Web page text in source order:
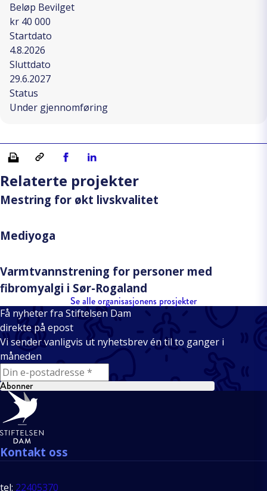
Beløp Bevilget
kr 40 000
Startdato
4.8.2026
Sluttdato
29.6.2027
Status
Under gjennomføring
Skriv ut Kopiera länkDel på Facebook
Del på Linkedin
Relaterte projekter
Mestring for økt livskvalitet
Mediyoga
Varmtvannstrening for personer med
fibromyalgi i Sør-Rogaland
Se alle organisasjonens prosjekter
Få nyheter fra Stiftelsen Dam
direkte på epost
Vi sender vanligvis ut nyhetsbrev én til to ganger i
måneden
E-mail
Abonner
Bunntekst
Kontakt oss
tel: 22405370